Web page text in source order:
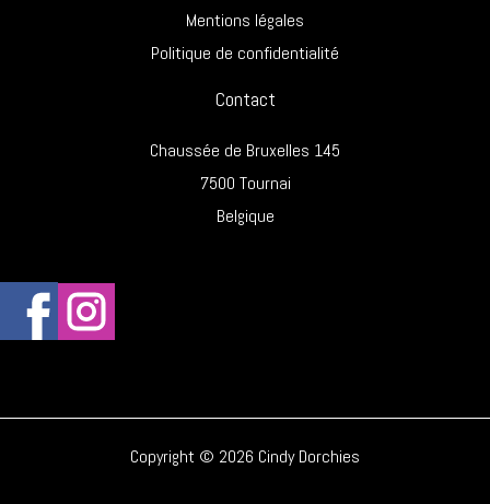
Mentions légales
Politique de confidentialité
Contact
Chaussée de Bruxelles 145
7500 Tournai
Belgique
Copyright © 2026 Cindy Dorchies